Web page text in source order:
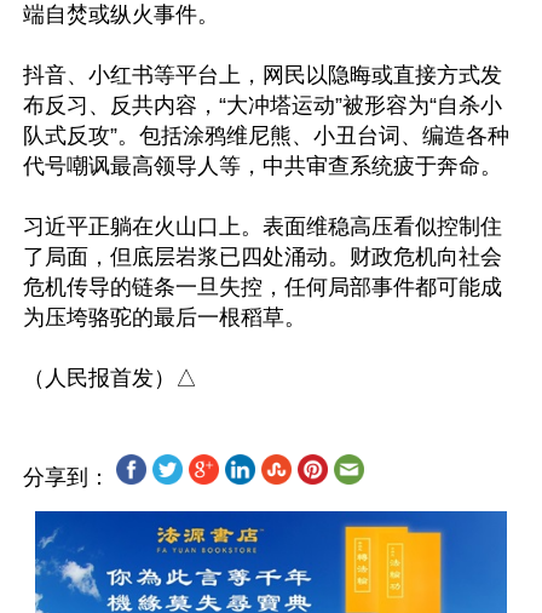
端自焚或纵火事件。
抖音、小红书等平台上，网民以隐晦或直接方式发
布反习、反共内容，“大冲塔运动”被形容为“自杀小
队式反攻”。包括涂鸦维尼熊、小丑台词、编造各种
代号嘲讽最高领导人等，中共审查系统疲于奔命。
习近平正躺在火山口上。表面维稳高压看似控制住
了局面，但底层岩浆已四处涌动。财政危机向社会
危机传导的链条一旦失控，任何局部事件都可能成
为压垮骆驼的最后一根稻草。
分享到：